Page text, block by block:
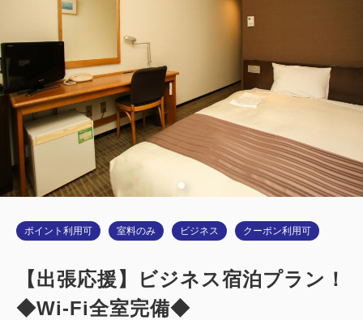
大人1名1
税・サービス料込
8,800
【禁煙】スタンダードシングルB
禁煙 0.00m2 1名
シングルサイズ / 幅90-130cm×1
Wi-Fiあり（無料）
税・サービス料込
合計 10,300 円
今すぐ予約
ポイント利用可 室料のみ ビジネス クーポン利用可
【出張応援】ビジネス宿泊プラン！
◆Wi-Fi全室完備◆